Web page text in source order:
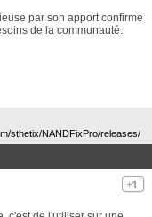
par son apport confirme
de la communauté.
sthetix/NANDFixPro/releases/